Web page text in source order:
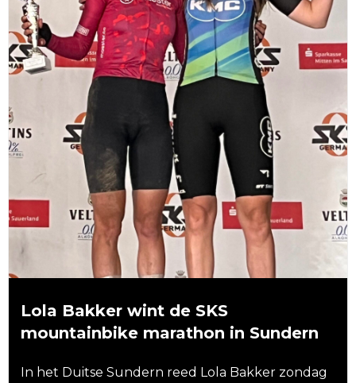
Lola Bakker wint de SKS
mountainbike marathon in Sundern
In het Duitse Sundern reed Lola Bakker zondag